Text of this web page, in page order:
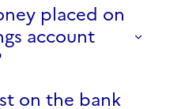
placed on
account
on the bank